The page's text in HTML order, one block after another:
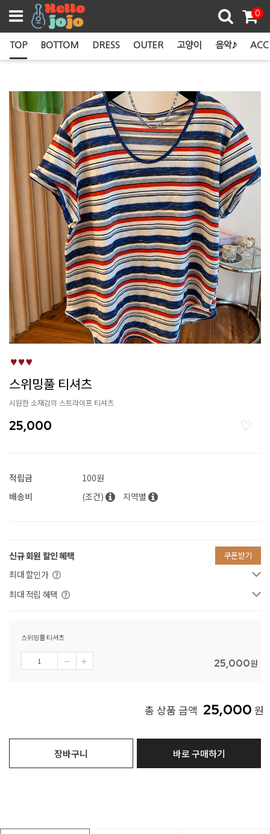
0
TOP BOTTOM DRESS OUTER 고양이 음악♪ ACC
스위밍풀 티셔츠
시원한 소재감의 스트라이프 티셔츠
25,000
적립금
100원
배송비
(조건) 지역별
신규 회원 할인 혜택 쿠폰받기
최대 할인가
최대 적립 혜택
스위밍풀 티셔츠
25,000원
총 상품 금액 25,000 원
장바구니 바로 구매하기